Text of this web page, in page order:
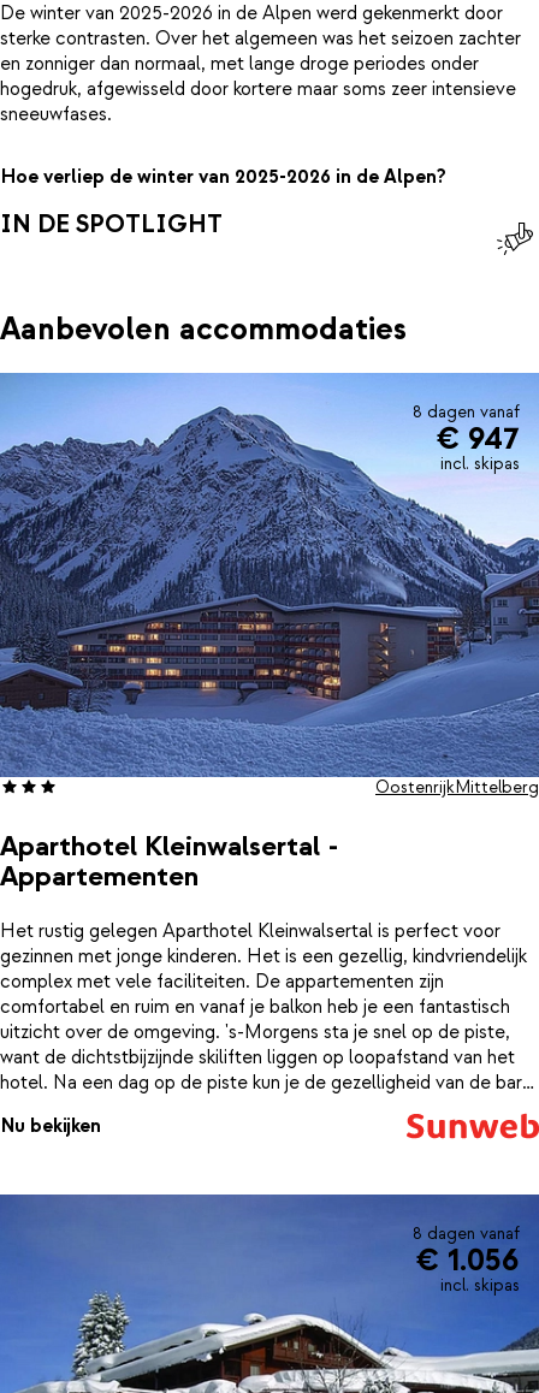
De winter van 2025-2026 in de Alpen werd gekenmerkt door
sterke contrasten. Over het algemeen was het seizoen zachter
en zonniger dan normaal, met lange droge periodes onder
hogedruk, afgewisseld door kortere maar soms zeer intensieve
sneeuwfases.
Hoe verliep de winter van 2025-2026 in de Alpen?
IN DE SPOTLIGHT
Aanbevolen accommodaties
8 dagen vanaf
€ 947
incl. skipas
Aparthotel Kleinwalsertal -
Appartementen
OostenrijkMittelberg
Het rustig gelegen Aparthotel Kleinwalsertal is perfect voor
gezinnen met jonge kinderen. Het is een gezellig, kindvriendelijk
complex met vele faciliteiten. De appartementen zijn
comfortabel en ruim en vanaf je balkon heb je een fantastisch
uitzicht over de omgeving. 's-Morgens sta je snel op de piste,
want de dichtstbijzijnde skiliften liggen op loopafstand van het
hotel. Na een dag op de piste kun je de gezelligheid van de bar
met livemuziek opzoeken, je reisgenoten uitdagen tot een
spelletje kegelen, badminton of tafeltennis, even relaxen in de
Nu bekijken
8 dagen vanaf
€ 1.056
incl. skipas